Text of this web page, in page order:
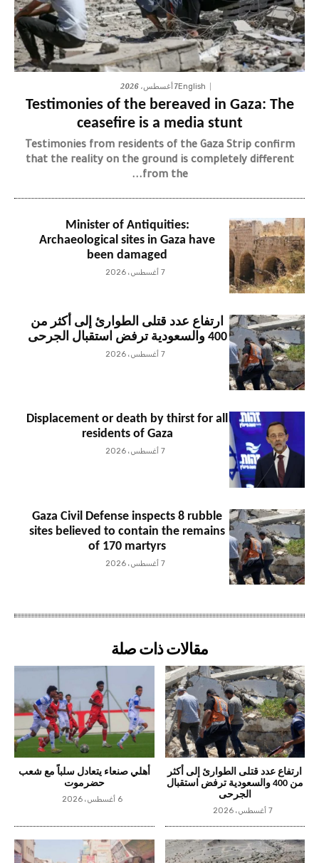
English7 أغسطس، 2026
Testimonies of the bereaved in Gaza: The
ceasefire is a media stunt
Testimonies from residents of the Gaza Strip confirm
that the reality on the ground is completely different
from the...
Minister of Antiquities:
Archaeological sites in Gaza have
been damaged
7 أغسطس، 2026
ارتفاع عدد قتلى الطوارئ إلى أكثر من
400 والسعودية ترفض استقبال الجرحى
7 أغسطس، 2026
Displacement or death by thirst for all
residents of Gaza
7 أغسطس، 2026
Gaza Civil Defense inspects 8 rubble
sites believed to contain the remains
of 170 martyrs
7 أغسطس، 2026
مقالات ذات صلة
ارتفاع عدد قتلى الطوارئ إلى أكثر
من 400 والسعودية ترفض استقبال
الجرحى
7 أغسطس، 2026
أهلي صنعاء يتعادل سلباً مع شعب
حضرموت
6 أغسطس، 2026